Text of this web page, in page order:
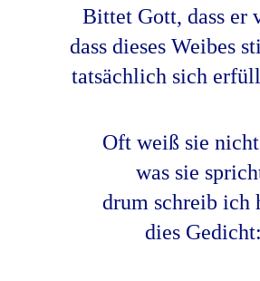
Bittet Gott, dass er
dass dieses Weibes
tatsächlich sich
Oft weiß sie
was sie
drum schreib ich
dies Gedicht: